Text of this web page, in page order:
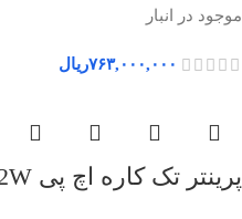
موجود در انبار
۷۶۳,۰۰۰,۰۰۰ریال
پرینتر تک کاره اچ پی M12W